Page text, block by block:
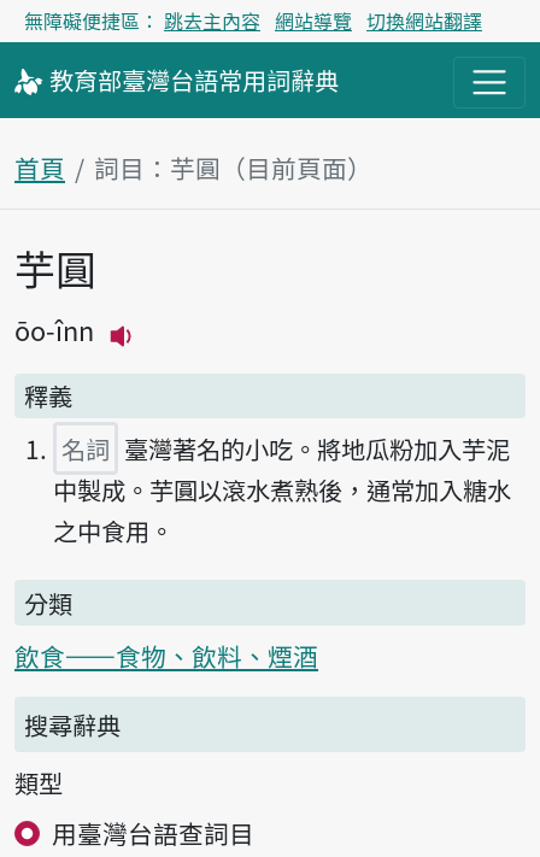
無障礙便捷區： 跳去主內容 網站導覽 切換網站翻譯
教育部臺灣台語常用詞辭典
首頁 詞目：芋圓（目前頁面）
主內容區塊
芋圓
ōo-înn
釋義
名詞 臺灣著名的小吃。將地瓜粉加入芋泥
中製成。芋圓以滾水煮熟後，通常加入糖水
之中食用。
分類
飲食——食物、飲料、煙酒
搜尋辭典
類型
用臺灣台語查詞目